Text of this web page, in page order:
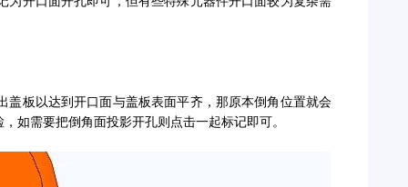
板以达到开口面与盖板表面平齐，那原本倒角位置就会
如需要把倒角面投影开孔则点击一起标记即可。